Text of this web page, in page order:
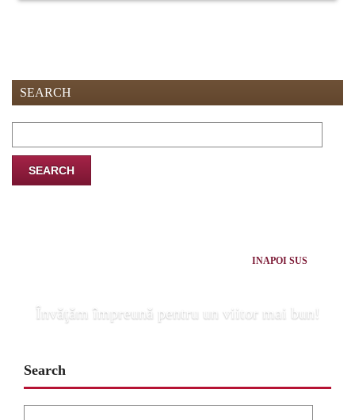
SEARCH
for:
INAPOI SUS
Învăţăm împreună pentru un viitor mai bun!
Search